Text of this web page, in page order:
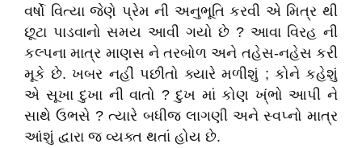
વર્ષો વિત્યા જેણે પ્રેમ ની અનુભૂતિ કરવી એ મિત્ર થી
છૂટા પાડવાનો સમય આવી ગયો છે ? આવા વિરહ ની
કલ્પના માત્ર માણસ ને તરબોળ અને તહેસ-નહેસ કરી
મૂકે છે.ખબર નહીં પછીતો ક્યારે મળીશું ; કોને કહેશું
એ સૂખા દુખા ની વાતો ?દુખ માં કોણ ખ્ંભો આપી ને
સાથે ઉભસે? ત્યારે બધીજ લાગણી અને સ્વપ્નો માત્ર
આંશું દ્વારા જ વ્યક્ત થતાં હોય છે.